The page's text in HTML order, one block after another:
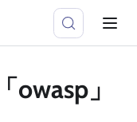
owasp」